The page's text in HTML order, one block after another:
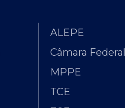
ALEPE
Câmara Federal
MPPE
TCE